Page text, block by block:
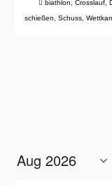
biathlon Crosslauf
schießen
Schuss